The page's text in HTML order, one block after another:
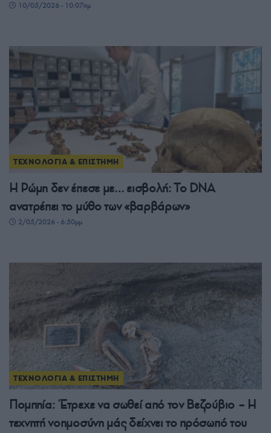
10/05/2026 - 10:07πμ
ΤΕΧΝΟΛΟΓΙΑ & ΕΠΙΣΤΗΜΗ
Η Ρώμη δεν έπεσε με… εισβολή: Το DNA
ανατρέπει το μύθο των «βαρβάρων»
2/05/2026 - 6:50μμ
ΤΕΧΝΟΛΟΓΙΑ & ΕΠΙΣΤΗΜΗ
Πομπηία: Έτρεχε να σωθεί από τον Βεζούβιο – Η
τεχνητή νοημοσύνη μάς δείχνει το πρόσωπό του